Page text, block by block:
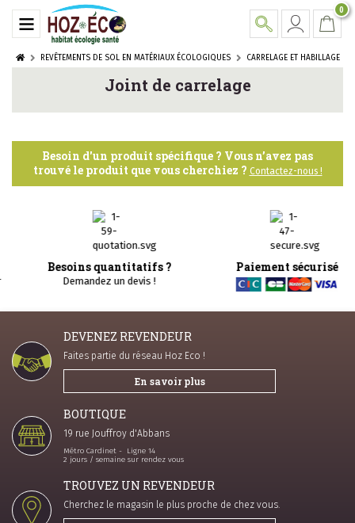
0
REVÊTEMENTS DE SOL EN MATÉRIAUX ÉCOLOGIQUES CARRELAGE ET HABILLAGE
Joint de carrelage
Besoin d'un produit spécifique ? Vous n’avez pas
trouvé le produit que vous cherchiez ? Contactez-nous !
Besoins quantitatifs ?
Demandez un devis !
Paiement sécurisé
DEVENEZ REVENDEUR
Faites partie du réseau Hoz Eco !
En savoir plus
BOUTIQUE
19 rue Jouffroy d'Abbans
Métro Cardinet - Ligne 14
2 jours / semaine sur rendez vous
TROUVEZ UN REVENDEUR
Cherchez le magasin le plus proche de chez vous.